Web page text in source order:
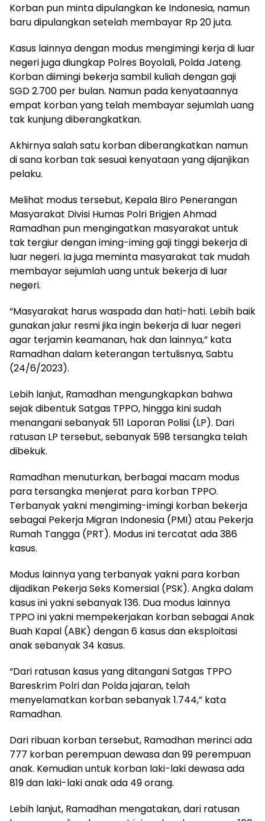
Korban pun minta dipulangkan ke Indonesia, namun
baru dipulangkan setelah membayar Rp 20 juta.
Kasus lainnya dengan modus mengimingi kerja di luar
negeri juga diungkap Polres Boyolali, Polda Jateng.
Korban diimingi bekerja sambil kuliah dengan gaji
SGD 2.700 per bulan. Namun pada kenyataannya
empat korban yang telah membayar sejumlah uang
tak kunjung diberangkatkan.
Akhirnya salah satu korban diberangkatkan namun
di sana korban tak sesuai kenyataan yang dijanjikan
pelaku.
Melihat modus tersebut, Kepala Biro Penerangan
Masyarakat Divisi Humas Polri Brigjen Ahmad
Ramadhan pun mengingatkan masyarakat untuk
tak tergiur dengan iming-iming gaji tinggi bekerja di
luar negeri. Ia juga meminta masyarakat tak mudah
membayar sejumlah uang untuk bekerja di luar
negeri.
“Masyarakat harus waspada dan hati-hati. Lebih baik
gunakan jalur resmi jika ingin bekerja di luar negeri
agar terjamin keamanan, hak dan lainnya,” kata
Ramadhan dalam keterangan tertulisnya, Sabtu
(24/6/2023).
Lebih lanjut, Ramadhan mengungkapkan bahwa
sejak dibentuk Satgas TPPO, hingga kini sudah
menangani sebanyak 511 Laporan Polisi (LP). Dari
ratusan LP tersebut, sebanyak 598 tersangka telah
dibekuk.
Ramadhan menuturkan, berbagai macam modus
para tersangka menjerat para korban TPPO.
Terbanyak yakni mengiming-imingi korban bekerja
sebagai Pekerja Migran Indonesia (PMI) atau Pekerja
Rumah Tangga (PRT). Modus ini tercatat ada 386
kasus.
Modus lainnya yang terbanyak yakni para korban
dijadikan Pekerja Seks Komersial (PSK). Angka dalam
kasus ini yakni sebanyak 136. Dua modus lainnya
TPPO ini yakni mempekerjakan korban sebagai Anak
Buah Kapal (ABK) dengan 6 kasus dan eksploitasi
anak sebanyak 34 kasus.
“Dari ratusan kasus yang ditangani Satgas TPPO
Bareskrim Polri dan Polda jajaran, telah
menyelamatkan korban sebanyak 1.744,” kata
Ramadhan.
Dari ribuan korban tersebut, Ramadhan merinci ada
777 korban perempuan dewasa dan 99 perempuan
anak. Kemudian untuk korban laki-laki dewasa ada
819 dan laki-laki anak ada 49 orang.
Lebih lanjut, Ramadhan mengatakan, dari ratusan